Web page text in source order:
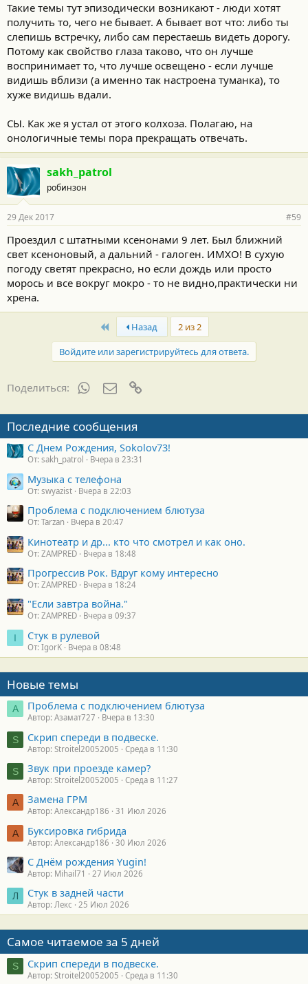
Такие темы тут эпизодически возникают - люди хотят
получить то, чего не бывает. А бывает вот что: либо ты
слепишь встречку, либо сам перестаешь видеть дорогу.
Потому как свойство глаза таково, что он лучше
воспринимает то, что лучше освещено - если лучше
видишь вблизи (а именно так настроена туманка), то
хуже видишь вдали.
СЫ. Как же я устал от этого колхоза. Полагаю, на
онологичные темы пора прекращать отвечать.
sakh_patrol
робинзон
29 Дек 2017 #59
Проездил с штатными ксенонами 9 лет. Был ближний
свет ксеноновый, а дальний - галоген. ИМХО! В сухую
погоду светят прекрасно, но если дождь или просто
морось и все вокруг мокро - то не видно,практически ни
хрена.
First Назад
2 из 2
Войдите или зарегистрируйтесь для ответа.
Поделиться: WhatsAppЭлектронная почта
Последние сообщения
С Днем Рождения, Sokolov73!
От: sakh_patrol Вчера в 23:31
Музыка с телефона
От: swyazist Вчера в 22:03
Проблема с подключением блютуза
От: Tarzan Вчера в 20:47
Кинотеатр и др... кто что смотрел и как оно.
От: ZAMPRED Вчера в 18:48
Прогрессив Рок. Вдруг кому интересно
От: ZAMPRED Вчера в 18:24
"Если завтра война."
От: ZAMPRED Вчера в 09:37
I Стук в рулевой
От: IgorK Вчера в 08:48
Новые темы
А Проблема с подключением блютуза
Автор: Азамат727 Вчера в 13:30
S Скрип спереди в подвеске.
Автор: Stroitel20052005 Среда в 11:30
S Звук при проезде камер?
Автор: Stroitel20052005 Среда в 11:27
А Замена ГРМ
Автор: Александр186 31 Июл 2026
А Буксировка гибрида
Автор: Александр186 30 Июл 2026
С Днём рождения Yugin!
Автор: Mihail71 27 Июл 2026
Л Стук в задней части
Автор: Лекс 25 Июл 2026
Самое читаемое за 5 дней
S Скрип спереди в подвеске.
Автор: Stroitel20052005 Среда в 11:30